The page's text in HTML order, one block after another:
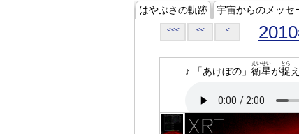
はやぶさの軌跡 宇宙からのメッセ
<<< << <
♪ 「あけぼの」 衛星
えいせい
が捉
とら